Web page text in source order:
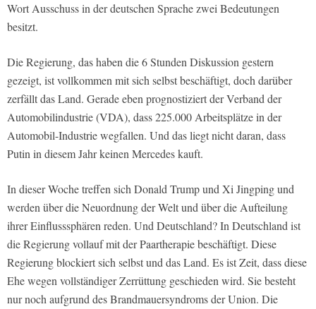
Wort Ausschuss in der deutschen Sprache zwei Bedeutungen
besitzt.
Die Regierung, das haben die 6 Stunden Diskussion gestern
gezeigt, ist vollkommen mit sich selbst beschäftigt, doch darüber
zerfällt das Land. Gerade eben prognostiziert der Verband der
Automobilindustrie (VDA), dass 225.000 Arbeitsplätze in der
Automobil-Industrie wegfallen. Und das liegt nicht daran, dass
Putin in diesem Jahr keinen Mercedes kauft.
In dieser Woche treffen sich Donald Trump und Xi Jingping und
werden über die Neuordnung der Welt und über die Aufteilung
ihrer Einflusssphären reden. Und Deutschland? In Deutschland ist
die Regierung vollauf mit der Paartherapie beschäftigt. Diese
Regierung blockiert sich selbst und das Land. Es ist Zeit, dass diese
Ehe wegen vollständiger Zerrüttung geschieden wird. Sie besteht
nur noch aufgrund des Brandmauersyndroms der Union. Die